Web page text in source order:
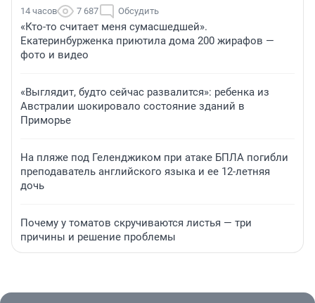
14 часов 7 687 Обсудить
«Кто-то считает меня сумасшедшей».
Екатеринбурженка приютила дома 200 жирафов —
фото и видео
«Выглядит, будто сейчас развалится»: ребенка из
Австралии шокировало состояние зданий в
Приморье
На пляже под Геленджиком при атаке БПЛА погибли
преподаватель английского языка и ее 12-летняя
дочь
Почему у томатов скручиваются листья — три
причины и решение проблемы